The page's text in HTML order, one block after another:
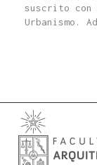
suscrito
Urbanismo.